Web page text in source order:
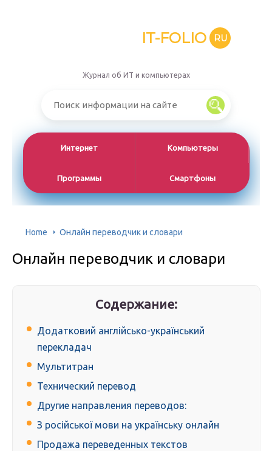
IT-FOLIO RU
Журнал об ИТ и компьютерах
Интернет Компьютеры
Программы Смартфоны
Home Онлайн переводчик и словари
Онлайн переводчик и словари
Содержание:
Додатковий англійсько-український
перекладач
Мультитран
Технический перевод
Другие направления переводов:
З російської мови на українську онлайн
Продажа переведенных текстов